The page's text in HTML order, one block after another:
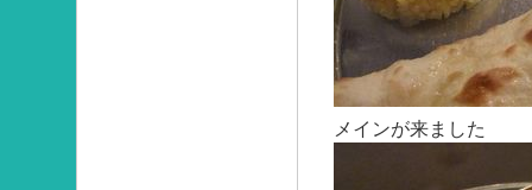
メインが来ました